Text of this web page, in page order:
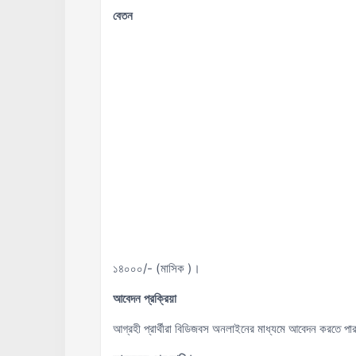
বেতন
১৪০০০/- (মাসিক )।
আবেদন প্রক্রিয়া
আগ্রহী প্রার্থীরা বিডিজবস অনলাইনের মাধ্যমে আবেদন করতে